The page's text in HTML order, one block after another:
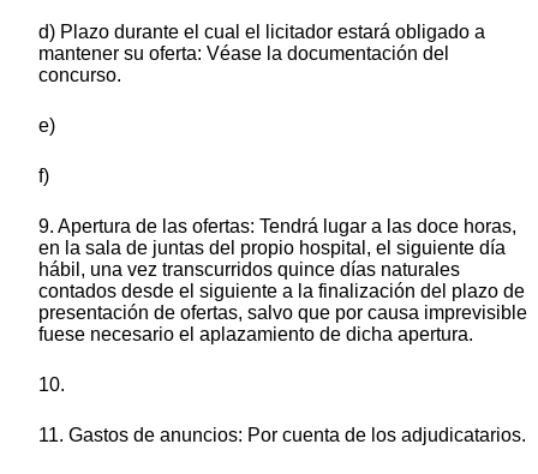
d) Plazo durante el cual el licitador estará obligado a
mantener su oferta: Véase la documentación del
concurso.
e)
f)
9. Apertura de las ofertas: Tendrá lugar a las doce horas,
en la sala de juntas del propio hospital, el siguiente día
hábil, una vez transcurridos quince días naturales
contados desde el siguiente a la finalización del plazo de
presentación de ofertas, salvo que por causa imprevisible
fuese necesario el aplazamiento de dicha apertura.
10.
11. Gastos de anuncios: Por cuenta de los adjudicatarios.